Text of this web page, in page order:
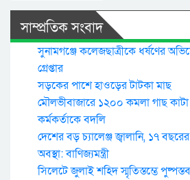
সাম্প্রতিক সংবাদ
সুনামগঞ্জে কলেজছাত্রীকে ধর্ষণের
গ্রেপ্তার
সড়কের পাশে হাওড়ের টাটকা মাছ
মৌলভীবাজারে ১২০০ কমলা গাছ
কর্মকর্তাকে বদলি
দেশের বড় চ্যালেঞ্জ জ্বালানি, ১৭
অবস্থা: বাণিজ্যমন্ত্রী
সিলেটে জুলাই শহিদ স্মৃতিস্তম্ভে